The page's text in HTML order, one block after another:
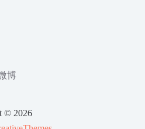
博
© 2026